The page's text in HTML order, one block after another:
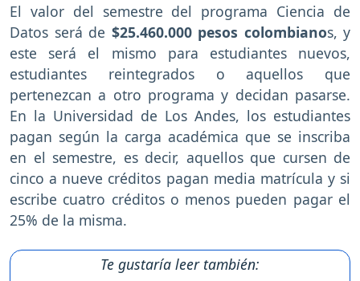
El valor del semestre del programa Ciencia de
Datos será de $25.460.000 pesos colombianos, y
este será el mismo para estudiantes nuevos,
estudiantes reintegrados o aquellos que
pertenezcan a otro programa y decidan pasarse.
En la Universidad de Los Andes, los estudiantes
pagan según la carga académica que se inscriba
en el semestre, es decir, aquellos que cursen de
cinco a nueve créditos pagan media matrícula y si
escribe cuatro créditos o menos pueden pagar el
25% de la misma.
Te gustaría leer también: